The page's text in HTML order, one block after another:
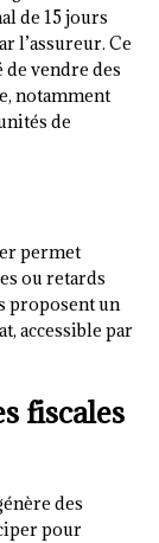
de 15 jours
l’assureur. Ce
de vendre des
notamment
de
permet
ou retards
proposent un
accessible par
fiscales
des
pour